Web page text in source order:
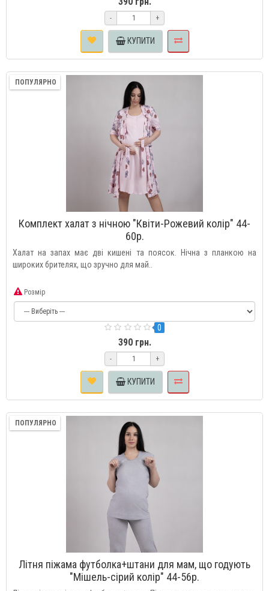
- +
КУПИТИ
ПОПУЛЯРНО
Комплект халат з нічною "Квіти-Рожевий колір" 44-
60р.
Халат на запах має дві кишені та поясок. Нічна з планкою на
широких брителях, що зручно для май..
Розмір
0
390 грн.
- +
КУПИТИ
ПОПУЛЯРНО
Літня піжама футболка+штани для мам, що годують
"Мішель-сірий колір" 44-56р.